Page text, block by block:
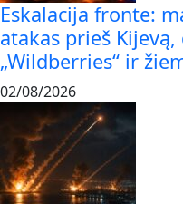
Eskalacija fronte:
atakas prieš
„Wildberries“ ir
02/08/2026